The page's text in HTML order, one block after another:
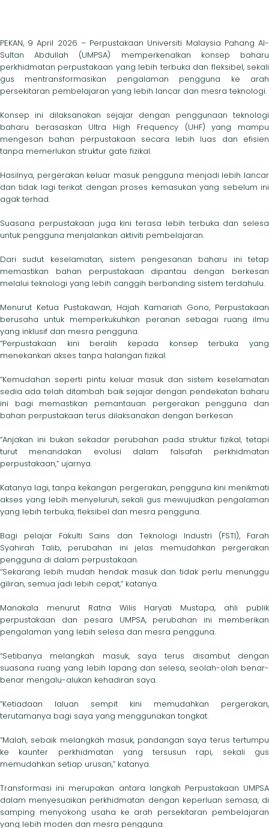
PEKAN, 9 April 2026 – Perpustakaan Universiti Malaysia Pahang Al-
Sultan Abdullah (UMPSA) memperkenalkan konsep baharu
perkhidmatan perpustakaan yang lebih terbuka dan fleksibel, sekali
gus mentransformasikan pengalaman pengguna ke arah
persekitaran pembelajaran yang lebih lancar dan mesra teknologi.
Konsep ini dilaksanakan sejajar dengan penggunaan teknologi
baharu berasaskan Ultra High Frequency (UHF) yang mampu
mengesan bahan perpustakaan secara lebih luas dan efisien
tanpa memerlukan struktur gate fizikal.
Hasilnya, pergerakan keluar masuk pengguna menjadi lebih lancar
dan tidak lagi terikat dengan proses kemasukan yang sebelum ini
agak terhad.
Suasana perpustakaan juga kini terasa lebih terbuka dan selesa
untuk pengguna menjalankan aktiviti pembelajaran.
Dari sudut keselamatan, sistem pengesanan baharu ini tetap
memastikan bahan perpustakaan dipantau dengan berkesan
melalui teknologi yang lebih canggih berbanding sistem terdahulu.
Menurut Ketua Pustakawan, Hajah Kamariah Gono, Perpustakaan
berusaha untuk memperkukuhkan peranan sebagai ruang ilmu
yang inklusif dan mesra pengguna.
“Perpustakaan kini beralih kepada konsep terbuka yang
menekankan akses tanpa halangan fizikal.
“Kemudahan seperti pintu keluar masuk dan sistem keselamatan
sedia ada telah ditambah baik sejajar dengan pendekatan baharu
ini bagi memastikan pemantauan pergerakan pengguna dan
bahan perpustakaan terus dilaksanakan dengan berkesan
“Anjakan ini bukan sekadar perubahan pada struktur fizikal, tetapi
turut menandakan evolusi dalam falsafah perkhidmatan
perpustakaan,” ujarnya.
Katanya lagi, tanpa kekangan pergerakan, pengguna kini menikmati
akses yang lebih menyeluruh, sekali gus mewujudkan pengalaman
yang lebih terbuka, fleksibel dan mesra pengguna.
Bagi pelajar Fakulti Sains dan Teknologi Industri (FSTI), Farah
Syahirah Talib, perubahan ini jelas memudahkan pergerakan
pengguna di dalam perpustakaan.
“Sekarang lebih mudah hendak masuk dan tidak perlu menunggu
giliran, semua jadi lebih cepat,” katanya.
Manakala menurut Ratna Wilis Haryati Mustapa, ahli publik
perpustakaan dan pesara UMPSA, perubahan ini memberikan
pengalaman yang lebih selesa dan mesra pengguna.
“Setibanya melangkah masuk, saya terus disambut dengan
suasana ruang yang lebih lapang dan selesa, seolah-olah benar-
benar mengalu-alukan kehadiran saya.
“Ketiadaan laluan sempit kini memudahkan pergerakan,
terutamanya bagi saya yang menggunakan tongkat.
“Malah, sebaik melangkah masuk, pandangan saya terus tertumpu
ke kaunter perkhidmatan yang tersusun rapi, sekali gus
memudahkan setiap urusan,” katanya.
Transformasi ini merupakan antara langkah Perpustakaan UMPSA
dalam menyesuaikan perkhidmatan dengan keperluan semasa, di
samping menyokong usaha ke arah persekitaran pembelajaran
yang lebih moden dan mesra pengguna.